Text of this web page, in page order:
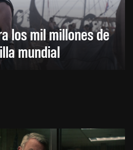
los mil millones de
mundial